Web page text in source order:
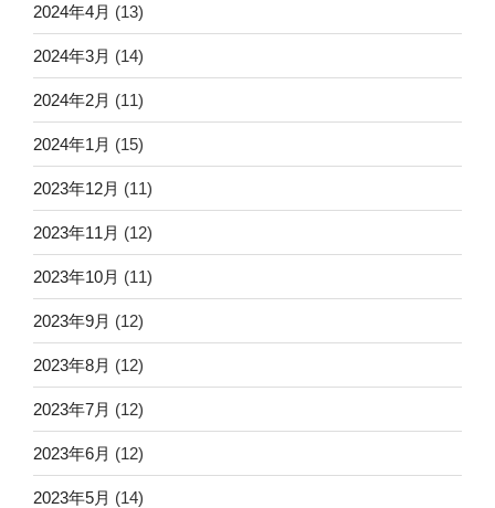
2024年4月 (13)
2024年3月 (14)
2024年2月 (11)
2024年1月 (15)
2023年12月 (11)
2023年11月 (12)
2023年10月 (11)
2023年9月 (12)
2023年8月 (12)
2023年7月 (12)
2023年6月 (12)
2023年5月 (14)